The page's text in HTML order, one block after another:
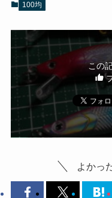
100均
この
よかっ